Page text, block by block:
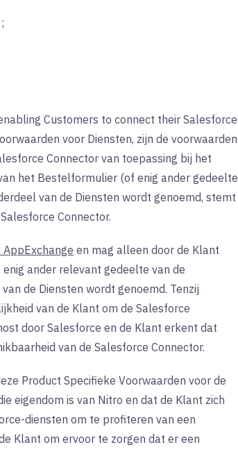
Customers to connect their Salesforce
voor Diensten, zijn de voorwaarden
Connector van toepassing bij het
het Bestelformulier (of enig ander gedeelte
van de Diensten wordt genoemd, stemt
Connector.
en mag alleen door de Klant
ander relevant gedeelte van de
de Diensten wordt genoemd. Tenzij
van de Klant om de Salesforce
door Salesforce en de Klant erkent dat
van de Salesforce Connector.
Product Specifieke Voorwaarden voor de
eigendom is van Nitro en dat de Klant zich
diensten om te profiteren van een
Klant om ervoor te zorgen dat er een